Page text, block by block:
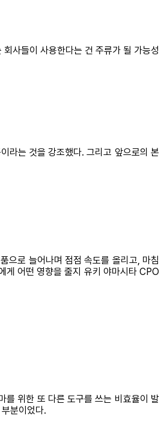
사들이 사용한다는 건 주류가 될 가능성
라는 것을 강조했다. 그리고 앞으로의 본
으로 늘어나며 점점 속도를 올리고, 마침
어떤 영향을 줄지 유키 야마시타 CPO
를 위한 또 다른 도구를 쓰는 비효율이 발
분이었다.